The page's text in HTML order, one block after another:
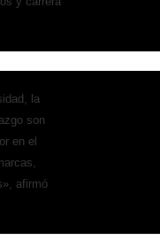
la
son
en el
afirmó